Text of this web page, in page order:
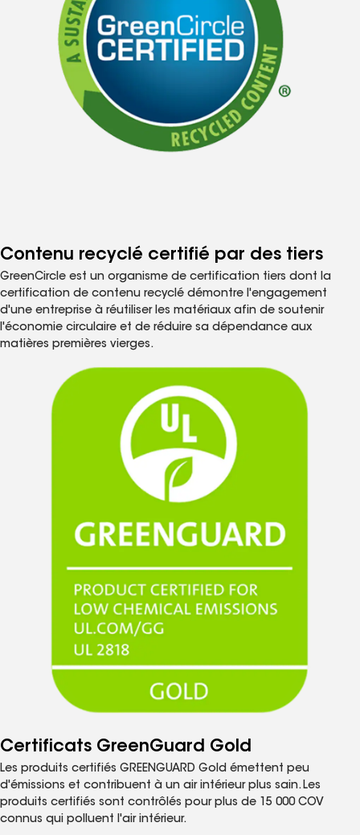
Contenu recyclé certifié par des tiers
GreenCircle est un organisme de certification tiers dont la
certification de contenu recyclé démontre l'engagement
d'une entreprise à réutiliser les matériaux afin de soutenir
l'économie circulaire et de réduire sa dépendance aux
matières premières vierges.
Certificats GreenGuard Gold
Les produits certifiés GREENGUARD Gold émettent peu
d'émissions et contribuent à un air intérieur plus sain. Les
produits certifiés sont contrôlés pour plus de 15 000 COV
connus qui polluent l'air intérieur.